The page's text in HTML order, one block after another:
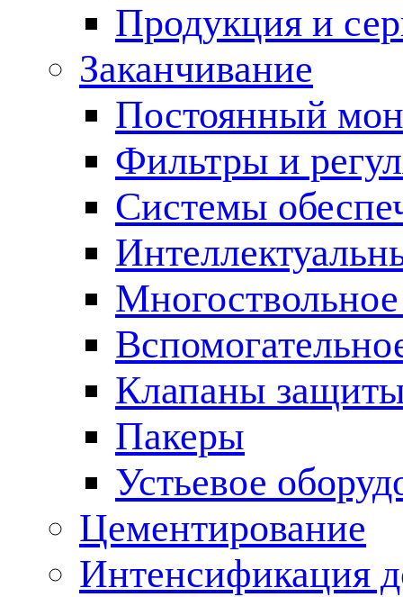
Продукция и
Заканчивание
Постоянный
Фильтры и
Cистемы
Клапаны
Пакеры
Устьевое
Цементирование
Интенсификация